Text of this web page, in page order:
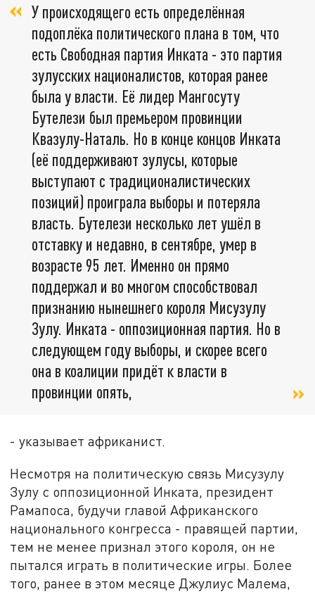
У происходящего есть определённая
подоплёка политического плана в том, что
есть Свободная партия Инката - это партия
зулусских националистов, которая ранее
была у власти. Её лидер Мангосуту
Бутелези был премьером провинции
Квазулу-Наталь. Но в конце концов Инката
(её поддерживают зулусы, которые
выступают с традиционалистических
позиций) проиграла выборы и потеряла
власть. Бутелези несколько лет ушёл в
отставку и недавно, в сентябре, умер в
возрасте 95 лет. Именно он прямо
поддержал и во многом способствовал
признанию нынешнего короля Мисузулу
Зулу. Инката - оппозиционная партия. Но в
следующем году выборы, и скорее всего
она в коалиции придёт к власти в
провинции опять,
- указывает африканист.
Несмотря на политическую связь Мисузулу
Зулу с оппозиционной Инката, президент
Рамапоса, будучи главой Африканского
национального конгресса - правящей партии,
тем не менее признал этого короля, он не
пытался играть в политические игры. Более
того, ранее в этом месяце Джулиус Малема,